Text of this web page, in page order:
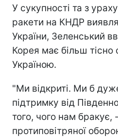
У сукупності та з
ракети на КНДР
України, Зеленський
Корея має більш тісно
Україною.
"Ми відкриті. Ми б
підтримку від
того, чого нам
протиповітряної